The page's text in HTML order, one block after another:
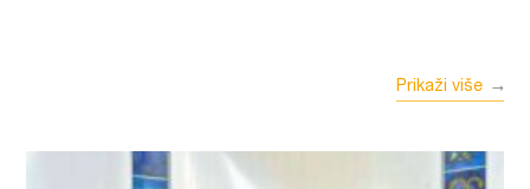
Prikaži više